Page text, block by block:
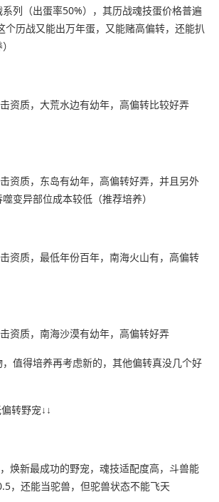
列（出蛋率50%），其历战魂技蛋价格普遍
个历战又能出万年蛋，又能赌高偏转，还能扒
资质，大荒水边有幼年，高偏转比较好弄
资质，东岛有幼年，高偏转好弄，并且另外
变异部位成本较低（推荐培养）
资质，最低年份百年，南海火山有，高偏转
资质，南海沙漠有幼年，高偏转好弄
值得培养再考虑新的，其他偏转真没几个好
宠↓↓
焕新最成功的野宠，魂技适配度高，斗兽能
，还能当驼兽，但驼兽状态不能飞天